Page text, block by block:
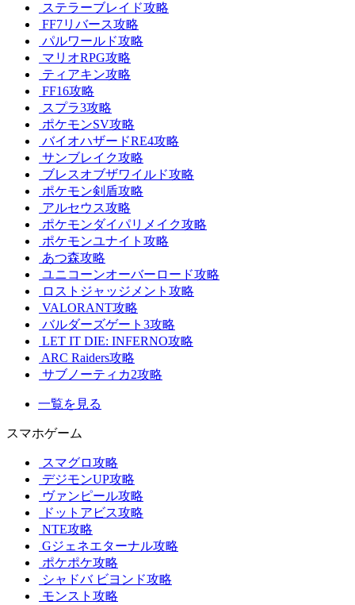
ステラーブレイド攻略
FF7リバース攻略
パルワールド攻略
マリオRPG攻略
ティアキン攻略
FF16攻略
スプラ3攻略
ポケモンSV攻略
バイオハザードRE4攻略
サンブレイク攻略
ブレスオブザワイルド攻略
ポケモン剣盾攻略
アルセウス攻略
ポケモンダイパリメイク攻略
ポケモンユナイト攻略
あつ森攻略
ユニコーンオーバーロード攻略
ロストジャッジメント攻略
VALORANT攻略
バルダーズゲート3攻略
LET IT DIE: INFERNO攻略
ARC Raiders攻略
サブノーティカ2攻略
一覧を見る
スマホゲーム
スマグロ攻略
デジモンUP攻略
ヴァンピール攻略
ドットアビス攻略
NTE攻略
Gジェネエターナル攻略
ポケポケ攻略
シャドバ ビヨンド攻略
モンスト攻略